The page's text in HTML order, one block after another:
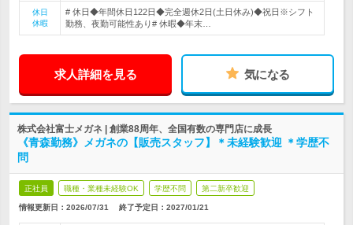
休日
休暇
# 休日◆年間休日122日◆完全週休2日(土日休み)◆祝日※シフト
勤務、夜勤可能性あり# 休暇◆年末…
求人詳細を見る 気になる
株式会社富士メガネ | 創業88周年、全国有数の専門店に成長
《青森勤務》メガネの【販売スタッフ】＊未経験歓迎 ＊学歴不
問
正社員 職種・業種未経験OK 学歴不問 第二新卒歓迎
情報更新日：2026/07/31 終了予定日： 2027/01/21